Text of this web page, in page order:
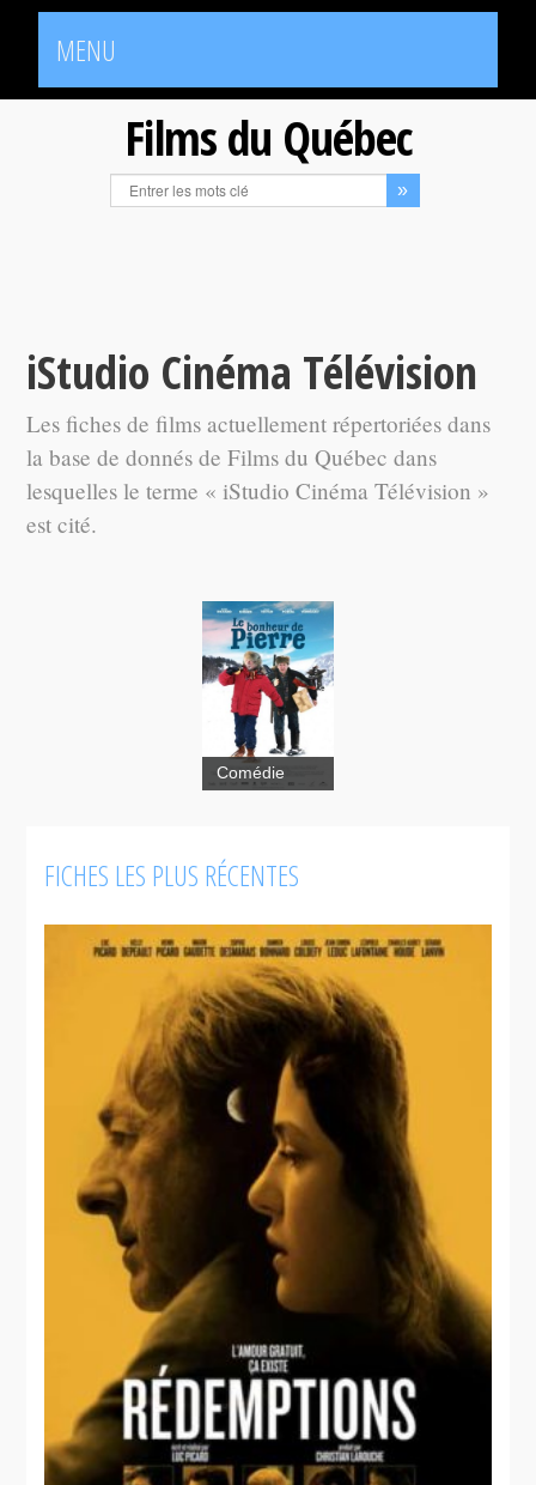
MENU
Films du Québec
iStudio Cinéma Télévision
Les fiches de films actuellement répertoriées dans
la base de donnés de Films du Québec dans
lesquelles le terme « iStudio Cinéma Télévision »
est cité.
Cruising Bar
2
Bonheur de
Pierre
Comédie
FICHES LES PLUS RÉCENTES